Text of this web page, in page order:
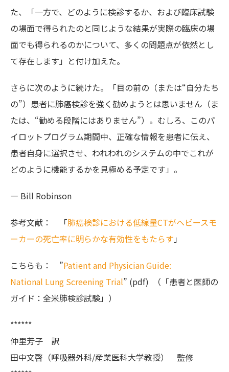
た、「一方で、どのように検診するか、および臨床試験
の場面で得られたのと同じような結果が実際の臨床の場
面でも得られるのかについて、多くの問題点が依然とし
て存在します」と付け加えた。
さらに次のように続けた。「目の前の（または“自分たち
の”）患者に肺癌検診を強く勧めようとは思いません（ま
たは、“勧める段階にはありません”）。むしろ、このパ
イロットプログラム期間中、正確な情報を患者に伝え、
患者自身に選択させ、われわれのシステムの中でこれが
どのように機能するかを見極める予定です」。
— Bill Robinson
参考文献： 「肺癌検診における低線量CTがヘビースモ
ーカーの死亡率に明らかな有効性をもたらす 」
こちらも： ”Patient and Physician Guide:
National Lung Screening Trial” (pdf) （「患者と医師の
ガイド：全米肺検診試験」）
******
仲里芳子 訳
田中文啓（呼吸器外科/産業医科大学教授） 監修